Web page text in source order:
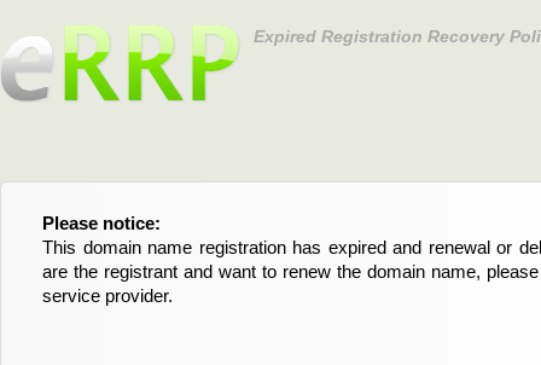
Expired Registration Recovery
Please notice:
This domain name registration has expired and renewal or
are the registrant and want to renew the domain name,
service provider.
Bitte beachten Sie:
Diese Domainregistrierung ist abgelaufen und die
Domain stehen an. Wenn Sie der Registrant sind und
verlängern möchten, kontaktieren Sie bitte Ihren Service-